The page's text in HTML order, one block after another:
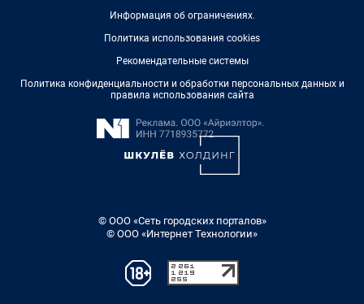
Информация об ограничениях.
Политика использования cookies
Рекомендательные системы
Политика конфиденциальности и обработки персональных данных и
правила использования сайта
© ООО «Сеть городских порталов»
© ООО «Интернет Технологии»